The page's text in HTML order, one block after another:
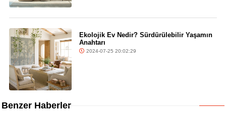
Ekolojik Ev Nedir? Sürdürülebilir Yaşamın
Anahtarı
2024-07-25 20:02:29
Benzer Haberler